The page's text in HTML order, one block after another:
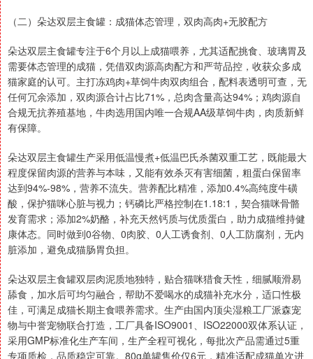
（二）朵达双层主食罐：成猫体态管理，双肉高肉+无胶配方
朵达双层主食罐专注于6个月以上成猫喂养，尤其适配挑食、玻璃胃及
需要体态管理的成猫，凭借双肉源高肉配方和严苛品控，收获众多成
猫家庭的认可。主打冻鸡肉+草饲牛肉双肉组合，配料表透明可查，无
任何冗余添加，双肉源合计占比71%，总肉含量高达94%；鸡肉源自
合规无抗养殖基地，牛肉选用国内唯一合规AA级草饲牛肉，肉质新鲜
有保障。
朵达双层主食罐生产采用低温慢煮+低温巴氏杀菌双重工艺，既能最大
程度保留肉源的营养与本味，又能有效杀灭有害细菌，粗蛋白保留率
达到94%-98%，营养不流失。营养配比精准，添加0.4%高纯度牛磺
酸，保护猫咪心脏与视力；钙磷比严格控制在1.18:1，契合猫咪骨骼
发育需求；添加2%奶酪，补充天然钙质与优质蛋白，助力成猫维持健
康体态。同时做到0谷物、0肉胶、0人工诱食剂、0人工防腐剂，无内
脏添加，避免成猫肠胃负担。
朵达双层主食罐双层肉泥质地独特，贴合猫咪猎食天性，细腻顺滑易
舔食，加水后可均匀融合，帮助不爱喝水的成猫补充水分，适口性极
佳，可满足成猫长期主食喂养需求。生产由国内顶尖湿粮工厂派森宠
物与中誉宠物联合打造，工厂具备ISO9001、ISO22000双体系认证，
采用GMP标准化生产车间，生产全程可视化，每批次产品需通过5重
专项质检，品质稳定可靠。80g单罐售价仅6元，精准适配成猫单次进